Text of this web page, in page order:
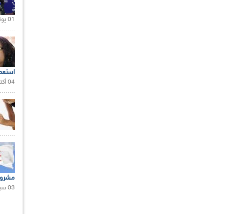
01 يونيو 2021 |
04 أكتوبر 2020 |
03 سبتمبر 2020 |